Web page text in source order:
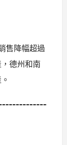
售降幅超過
德州和南